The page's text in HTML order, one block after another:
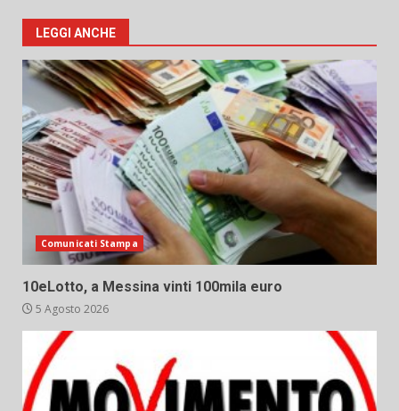
LEGGI ANCHE
Comunicati Stampa
10eLotto, a Messina vinti 100mila euro
5 Agosto 2026